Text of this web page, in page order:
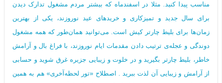
مناسب پیدا کنید. مثلا در اسفندماه که بیشتر مردم مشغول تدارک دیدن
برای سال جدید و تمیزکاری‌ و خریدهای عید نوروزند، یکی از بهترین
زمان‌ها برای بلیط چارتر کیش است. می‌توانید همان‌طور که همه مشغول
دوندگی و عجله‌ی ترتیب دادن مقدمات ایام نوروزند، با فراغ بال و آرامش
خاطر، بلیط چارتر بگیرید و در خلوت و زیبایی جزیره غرق شوید و حسابی
از آرامش و زیبایی آن لذت ببرید . اصطلاح «تور لحظه‌آخری» هم به همین